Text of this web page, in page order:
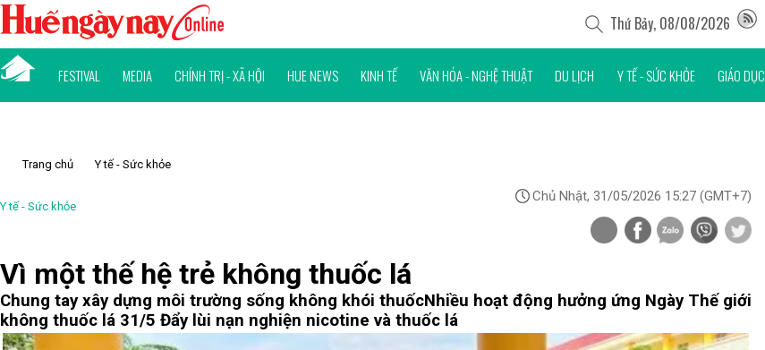
Thứ Bảy, 08/08/2026
FESTIVAL MEDIA CHÍNH TRỊ - XÃ HỘI HUE NEWS KINH TẾ VĂN HÓA - NGHỆ THUẬT DU LỊCH Y TẾ - SỨC KHỎE GIÁO DỤC
Trang chủ Y tế - Sức khỏe
Y tế - Sức khỏe
Chủ Nhật, 31/05/2026 15:27 (GMT+7)
Vì một thế hệ trẻ không thuốc lá
Chung tay xây dựng môi trường sống không khói thuốcNhiều hoạt động hưởng ứng Ngày Thế giới
không thuốc lá 31/5 Đẩy lùi nạn nghiện nicotine và thuốc lá